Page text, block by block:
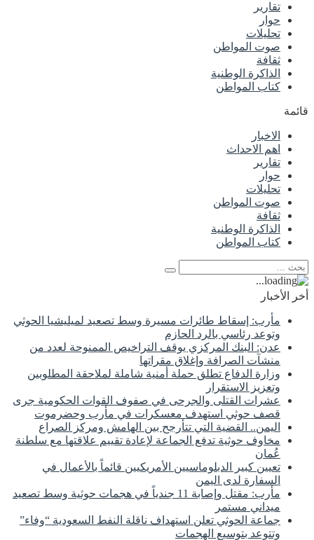
تقارير
حوار
تحليلات
صوت المواطن
ثقافة
الذاكرة الوطنية
كتاب المواطن
قائمة
الاخبار
اهم الاحداث
تقارير
حوار
تحليلات
صوت المواطن
ثقافة
الذاكرة الوطنية
كتاب المواطن
أخر الأخبار
مأرب: إسقاط طائرات مسيرة وسط تصعيد لميليشيا الحوثي
وتوعد رئاسي بالرد الحازم
عدن: البنك المركزي يوقف التراخيص الممنوحة لعدد من
منشآت الصرافة وإغلاق مقراتها
وزارة الدفاع تطلق حملة أمنية شاملة لملاحقة المطلوبين
وتعزيز الاستقرار
عشرات القتلى والجرحى في صفوف القوات الحكومية جرى
قصف حوثي استهدف معسكرات في مأرب وحضرموت
اليمن.. القضية التي تتأرجح بين الهامش ومركز الصراع
مخاوف حوثية تدفع الجماعة لإعادة تقييم علاقتها مع سلطنة
عُمان
تعيين كبير الدبلوماسيين الأمريكيين قائماً بالأعمال في
السفارة لدى اليمن
مأرب: مقتل وإصابة 11 جندياً في هجمات حوثية وسط تصعيد
ميداني مستمر
جماعة الحوثي تعلن استهداف ناقلة النفط السعودية “وفاء”
وتتوعد بتوسيع الهجمات